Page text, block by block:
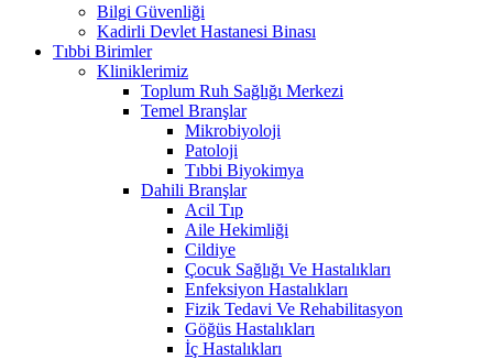
Bilgi Güvenliği
Kadirli Devlet Hastanesi Binası
Tıbbi Birimler
Kliniklerimiz
Toplum Ruh Sağlığı Merkezi
Temel Branşlar
Mikrobiyoloji
Patoloji
Tıbbi Biyokimya
Dahili Branşlar
Acil Tıp
Aile Hekimliği
Cildiye
Çocuk Sağlığı Ve Hastalıkları
Enfeksiyon Hastalıkları
Fizik Tedavi Ve Rehabilitasyon
Göğüs Hastalıkları
İç Hastalıkları